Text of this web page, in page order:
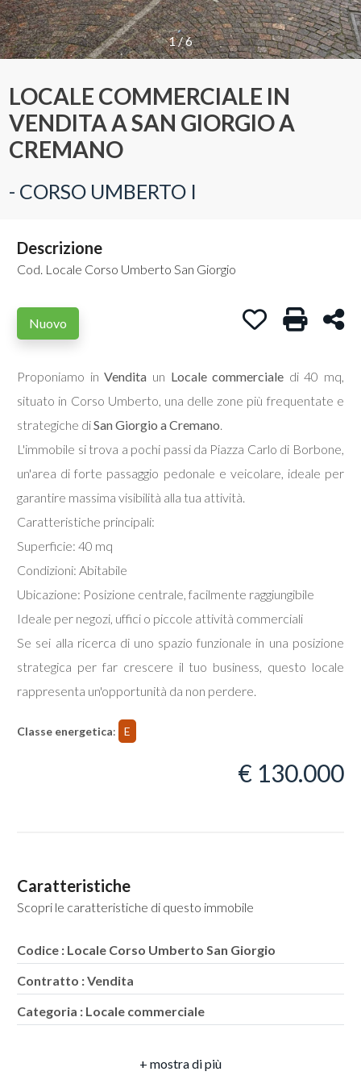
1/6
LOCALE COMMERCIALE IN
VENDITA A SAN GIORGIO A
CREMANO
- CORSO UMBERTO I
Descrizione
Cod. Locale Corso Umberto San Giorgio
Nuovo Stampa:
Preferiti: Cod.
Proponiamo inVendita un Locale commerciale di 40 mq,
situato in Corso Umberto, una delle zone più frequentate e
strategiche diSan Giorgio a Cremano.
L'immobile si trova a pochi passi da Piazza Carlo di Borbone,
un'area di forte passaggio pedonale e veicolare, ideale per
garantire massima visibilità alla tua attività.
Caratteristiche principali:
Superficie: 40 mq
Condizioni: Abitabile
Ubicazione: Posizione centrale, facilmente raggiungibile
Ideale per negozi, uffici o piccole attività commerciali
Se sei alla ricerca di uno spazio funzionale in una posizione
strategica per far crescere il tuo business, questo locale
rappresenta un'opportunità da non perdere.
Classe energetica: E
€ 130.000
Caratteristiche
Scopri le caratteristiche di questo immobile
Codice : Locale Corso Umberto San Giorgio
Contratto : Vendita
Categoria : Locale commerciale
Provincia
Comune
-
multiscelta
Qualsiasi
Commerciali
Terreni
Prezzo
Qualsiasi
2